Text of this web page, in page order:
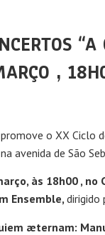
,
o XX Ciclo
avenida de São
às 18h00 , no
Ensemble,dirigido
æternam: